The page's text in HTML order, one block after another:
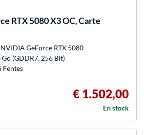
RTX 5080 X3 OC, Carte
GeForce RTX 5080
(GDDR7, 256 Bit)
Fentes
€ 1.502,00
En stock